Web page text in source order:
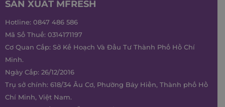
SẢN XUẤT MFRESH
Hotline: 0847 486 586
Mã Số Thuế: 0314171197
Cơ Quan Cấp: Sở Kế Hoạch Và Đầu Tư Thành Phố Hồ Chí
Minh.
Ngày Cấp: 26/12/2016
Trụ sở chính: 618/34 Âu Cơ, Phường Bảy Hiền, Thành phố Hồ
Chí Minh, Việt Nam.